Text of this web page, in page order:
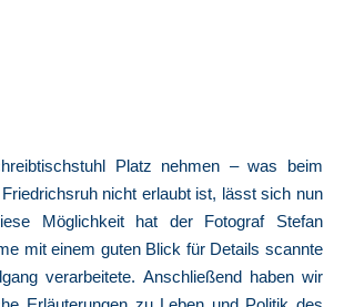
Platz nehmen – was beim
nicht erlaubt ist, lässt sich nun
Möglichkeit hat der Fotograf Stefan
mit einem guten Blick für Details scannte
verarbeitete. Anschließend haben wir